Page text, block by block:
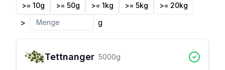
>= 10g >= 50g >= 1kg >= 5kg >= 20kg
> g
Tettnanger 5000g